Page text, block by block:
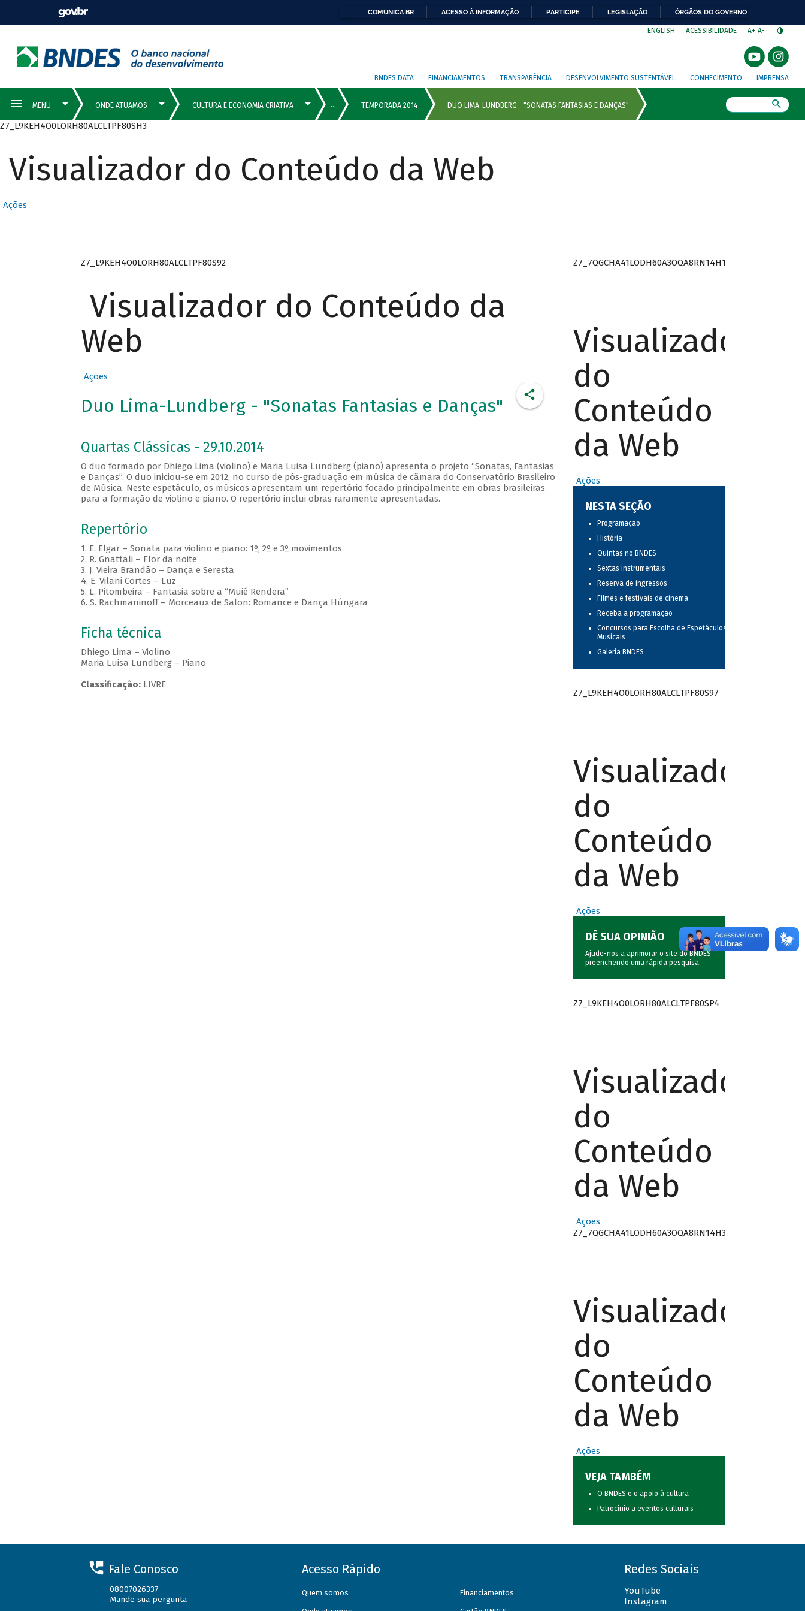
COMUNICA BR ACESSO À INFORMAÇÃO PARTICIPE LEGISLAÇÃO ÓRGÃOS DO GOVERNO
ENGLISH ACESSIBILIDADE A+ A-
BNDES DATA FINANCIAMENTOS TRANSPARÊNCIA DESENVOLVIMENTO SUSTENTÁVEL CONHECIMENTO IMPRENSA
Z7_L9KEH4O0LORH80ALCLTPF80SH3
Visualizador do Conteúdo da Web
Ações
Z7_L9KEH4O0LORH80ALCLTPF80S92
Visualizador do Conteúdo da
Web
Ações
Duo Lima-Lundberg - "Sonatas Fantasias e Danças"
Quartas Clássicas - 29.10.2014
O duo formado por Dhiego Lima (violino) e Maria Luisa Lundberg (piano) apresenta o projeto “Sonatas, Fantasias
e Danças”. O duo iniciou-se em 2012, no curso de pós-graduação em música de câmara do Conservatório Brasileiro
de Música. Neste espetáculo, os músicos apresentam um repertório focado principalmente em obras brasileiras
para a formação de violino e piano. O repertório inclui obras raramente apresentadas.
Repertório
1. E. Elgar – Sonata para violino e piano: 1º, 2º e 3º movimentos
2. R. Gnattali – Flor da noite
3. J. Vieira Brandão – Dança e Seresta
4. E. Vilani Cortes – Luz
5. L. Pitombeira – Fantasia sobre a “Muié Rendera”
6. S. Rachmaninoff – Morceaux de Salon: Romance e Dança Húngara
Ficha técnica
Dhiego Lima – Violino
Maria Luisa Lundberg – Piano
Classificação:LIVRE
Z7_7QGCHA41LODH60A3OQA8RN14H1
Visualizador
do
Conteúdo
da Web
Ações
NESTA SEÇÃO
Programação
História
Quintas no BNDES
Sextas instrumentais
Reserva de ingressos
Filmes e festivais de cinema
Receba a programação
Concursos para Escolha de Espetáculos
Musicais
Galeria BNDES
Z7_L9KEH4O0LORH80ALCLTPF80S97
Visualizador
do
Conteúdo
da Web
Ações
DÊ SUA OPINIÃO
Ajude-nos a aprimorar o site do BNDES
preenchendo uma rápida pesquisa.
Z7_L9KEH4O0LORH80ALCLTPF80SP4
Visualizador
do
Conteúdo
da Web
Ações
Z7_7QGCHA41LODH60A3OQA8RN14H3
Visualizador
do
Conteúdo
da Web
Ações
VEJA TAMBÉM
O BNDES e o apoio à cultura
Patrocínio a eventos culturais
Fale Conosco
08007026337
Mande sua pergunta
Acesso Rápido
Quem somos Financiamentos
Redes Sociais
YouTube
Instagram